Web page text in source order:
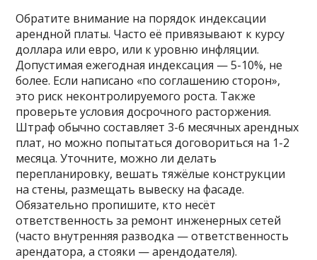
Обратите внимание на порядок индексации
арендной платы. Часто её привязывают к курсу
доллара или евро, или к уровню инфляции.
Допустимая ежегодная индексация — 5-10%, не
более. Если написано «по соглашению сторон»,
это риск неконтролируемого роста. Также
проверьте условия досрочного расторжения.
Штраф обычно составляет 3-6 месячных арендных
плат, но можно попытаться договориться на 1-2
месяца. Уточните, можно ли делать
перепланировку, вешать тяжёлые конструкции
на стены, размещать вывеску на фасаде.
Обязательно пропишите, кто несёт
ответственность за ремонт инженерных сетей
(часто внутренняя разводка — ответственность
арендатора, а стояки — арендодателя).